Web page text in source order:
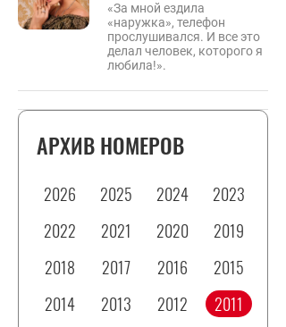
«За мной ездила
«наружка», телефон
прослушивался. И все это
делал человек, которого я
любила!».
АРХИВ НОМЕРОВ
2026 2025 2024
2023
2022
2021 2020
2019
2018
2017 2016
2015
2014
2013 2012 2011